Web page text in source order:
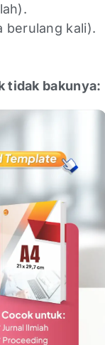
berulang kali).
tidak bakunya: